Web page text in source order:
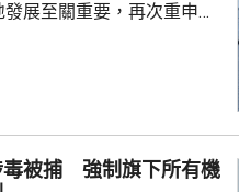
展至關重要，再次重申所
領土不可分割的一部分，
要條件。 林劍表示，
毒被捕 強制旗下所有機